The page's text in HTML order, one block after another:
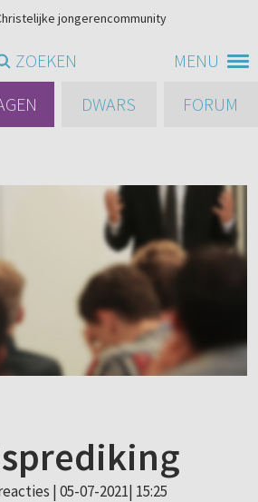
MENU
jongerencommunity
ZOEKEN
DWARS FORUM
| 05-07-2021| 15:25